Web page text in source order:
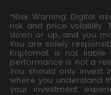
*Risk Warning: Digital
risk and price volatility.
down or up, and you
You are solely
Kriptomat is not
performance is not a
You should only invest
where you understand
your investment